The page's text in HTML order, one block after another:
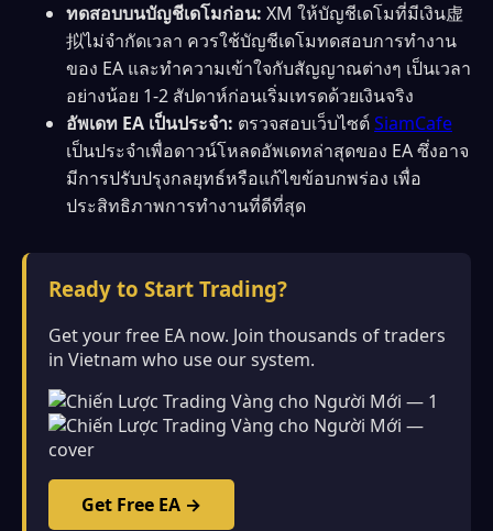
ทดสอบบนบัญชีเดโมก่อน: XM ให้บัญชีเดโมที่มีเงิน虚
拟ไม่จำกัดเวลา ควรใช้บัญชีเดโมทดสอบการทำงาน
ของ EA และทำความเข้าใจกับสัญญาณต่างๆ เป็นเวลา
อย่างน้อย 1-2 สัปดาห์ก่อนเริ่มเทรดด้วยเงินจริง
อัพเดท EA เป็นประจำ: ตรวจสอบเว็บไซต์SiamCafe
เป็นประจำเพื่อดาวน์โหลดอัพเดทล่าสุดของ EA ซึ่งอาจ
มีการปรับปรุงกลยุทธ์หรือแก้ไขข้อบกพร่อง เพื่อ
ประสิทธิภาพการทำงานที่ดีที่สุด
Ready to Start Trading?
Get your free EA now. Join thousands of traders
in Vietnam who use our system.
Get Free EA →